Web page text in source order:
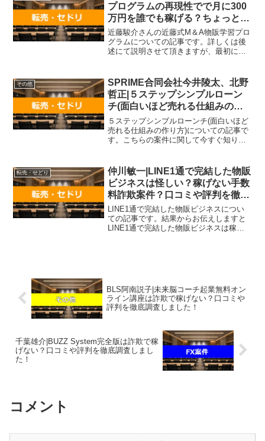
プログラムの再現性でで月に300
万円を誰でも稼げる？ちょっと待
って！無理がありすぎ！
近藤駿介さんの近藤式M＆A物販学習プロ
グラムについての記事です。詳しくは後
述にて説明させて頂きますが、最初に結
ゃあ、稼げる案件を教えて欲しいという
方は、自分が実際にや...
その他
SPRIME合同会社今井陵太、北野
哲正|５ステップシンプルローン
チ(面白いほど売れる仕組みの作
り方)は詐欺で稼げない？口コミ
や評判を徹底調査しました！
５ステップシンプルローンチ(面白いほど
売れる仕組みの作り方)についての記事で
す。こちらの案件に関して今すぐ知りた
す！』また稼げる案件を教えて欲しいと
いう方にも、自分が実...
転売・せどり
仲川敏一|LINE1通で完結した物販
ビジネスは怪しい？稼げない手数
料詐欺案件？口コミや評判を徹底
調査！
LINE1通で完結した物販ビジネスについ
ての記事です。結果からお伝えしますと
LINE1通で完結した物販ビジネスは稼げ
BLS阿南説子|未来脳コーチ起業無料オン
ライン講座は詐欺で稼げない？口コミや
評判を徹底調査しました！
千葉雄介|BUZZ System完全版は詐欺で稼
げない？口コミや評判を徹底調査しまし
た！
コメント